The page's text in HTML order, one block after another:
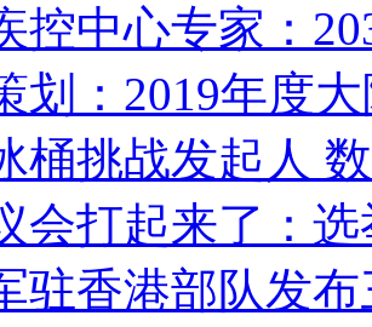
控中心专家：
划：2019年度
桶挑战发起人
会打起来了：
驻香港部队发